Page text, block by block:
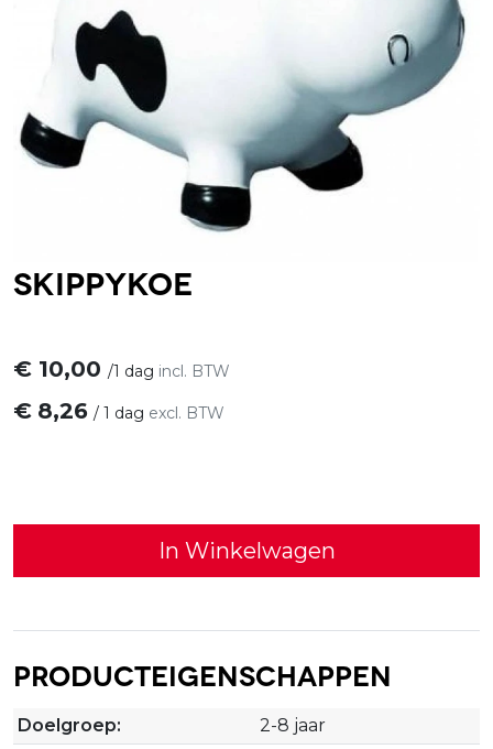
Skippykoe
€ 10,00 /1 dag incl. BTW
€ 8,26 / 1 dag excl. BTW
In Winkelwagen
Producteigenschappen
Doelgroep:
2-8 jaar